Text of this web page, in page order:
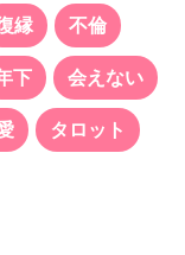
縁 不倫
下 会えない
タロット